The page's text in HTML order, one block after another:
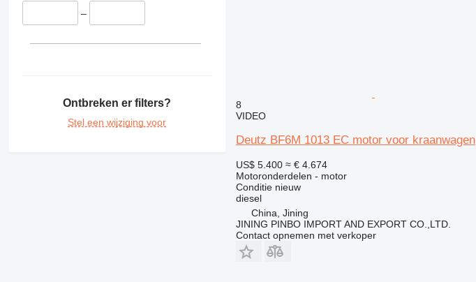
–
Ontbreken er filters?
Stel een wijziging voor
8
VIDEO
Deutz BF6M 1013 EC motor voor kraanwagen
US$ 5.400 ≈ € 4.674
Motoronderdelen - motor
Conditienieuw
diesel
China, Jining
JINING PINBO IMPORT AND EXPORT CO.,LTD.
Contact opnemen met verkoper